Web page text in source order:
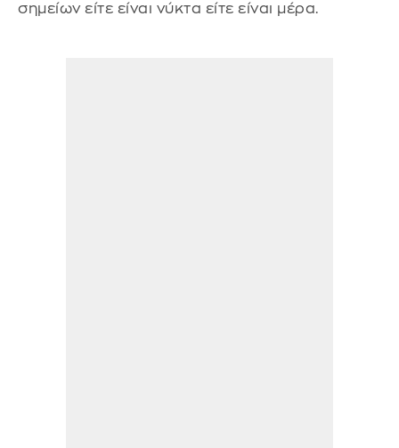
σημείων είτε είναι νύκτα είτε είναι μέρα.